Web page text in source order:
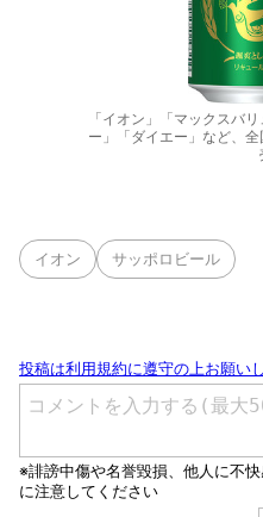
「イオン」「マックスバ
ー」「ダイエー」など、
イオン サッポロビール